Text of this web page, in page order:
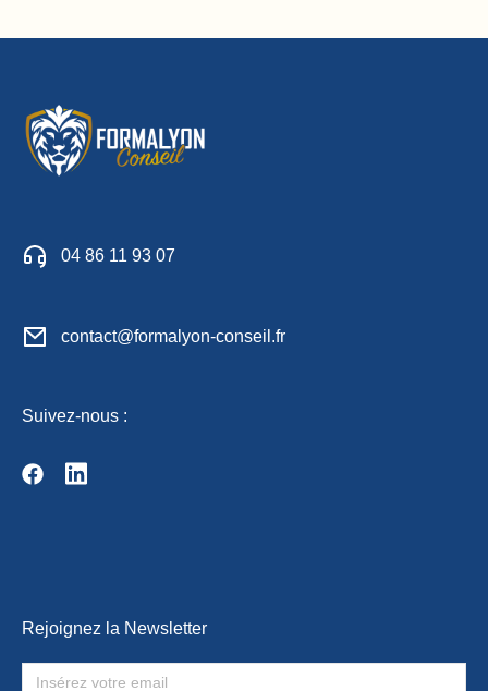
04 86 11 93 07
contact@formalyon-conseil.fr
Suivez-nous :
Rejoignez la Newsletter